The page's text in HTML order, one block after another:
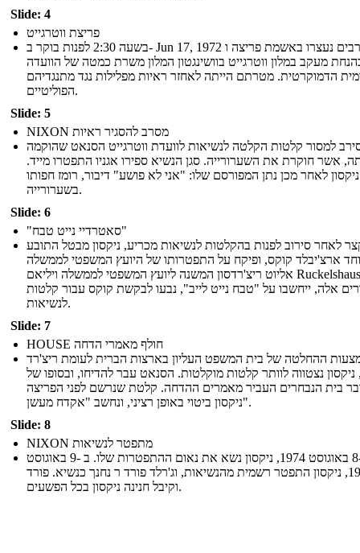
Slide: 4
פריצת ווטרגייט
בשעה 2:30 לפנות בוקר ב- Jun 17, 1972 שרברבים נעצרו באשמת פריצה ו
מעקב במלון ווטרגייט בוושינגטון המלון משרת כמטה של ​​הוועדה
הדמוקרטית. מטרתם הייתה לאחזר ראיות מפלילות נגד מתנגדיהם
הפוליטיים.
Slide: 5
NIXON מסרב להסגיר ראיות
סירב למסור קלטות הקלטה לנשיאות לוועדת ווטרגייט הסנאט שהוקמה
אשר חוקרת את השערורייה. סגן הנשיא ספירו אגניו התפטרו מייד.
ניקסון לאחר מכן נתן המפורסם שלו: "אני לא פושע" דיבור, רומז חפותו
בשערורייה.
Slide: 6
"סאטרדיי נייט טבח"
לאחר סירוב לפנות בהקלטות לנשיאות מכריע, ניקסון מבטל התובע
ארצ'יבלד קוקס, ופיקח על התפטרותו של היועץ המשפטי לממשלה
אליוט ריצ'רדסון המשנה ליועץ המשפטי לממשלה ויליאם Ruckelshaus.
אלה, ייחשבו על "טבח נייט לייב", נבעו לבקשת קוקס עבור קלטות
לנשיאות.
Slide: 7
HOUSE חולף מאמרי הדחה
ההחלטה של ​​בית המשפט העליון בארצות הברית לעומת ריצ'רד
ניקסון נצטווה לוותר קלטות מוקלטות. הסנאט עבר להדיחו, ובסופו של
בית הנבחרים העביר מאמרים ההדחה. קלטת שנרשם לפני הפריצה
ניקסון ביטוי באופן רציני, ונחשב "אקדח מעשן".
Slide: 8
NIXON מתפטר לנשיאות
ב -8 באוגוסט 1974, ניקסון נשא את נאום ההתפטרות שלו. ב -9 באוגוסט
1974, ניקסון התפטר רשמית מהנשיאות, וג'רלד פורד ר נחנך כנשיא. פורד
וקיבל חנינה ניקסון בכל הפשעים.